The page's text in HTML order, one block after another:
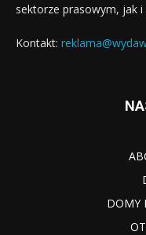
sektorze prasowym, jak i
Kontakt:
DOMY